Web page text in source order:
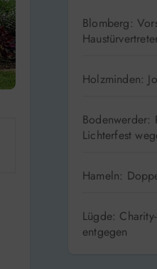
Blomberg:
Holzminden:
Bodenwerder:
Lichterfest
Hameln:
Lügde:
entgegen